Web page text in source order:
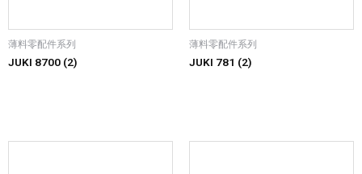
薄料零配件系列
JUKI 8700 (2)
薄料零配件系列
JUKI 781 (2)